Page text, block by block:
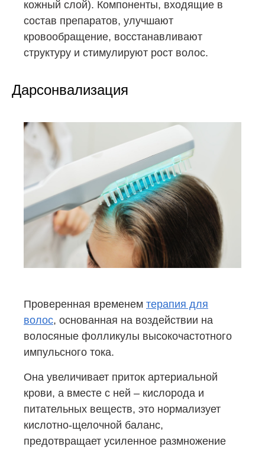
кожный слой). Компоненты, входящие в
состав препаратов, улучшают
кровообращение, восстанавливают
структуру и стимулируют рост волос.
Дарсонвализация
Проверенная временем терапия для
волос, основанная на воздействии на
волосяные фолликулы высокочастотного
импульсного тока.
Она увеличивает приток артериальной
крови, а вместе с ней – кислорода и
питательных веществ, это нормализует
кислотно-щелочной баланс,
предотвращает усиленное размножение